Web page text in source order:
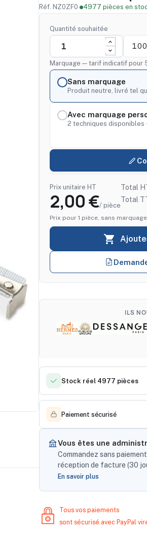
Réf. NZ0ZF0· 4977 pièces en
Quantité souhaitée
100
Marquage — tarif indicatif pour
Sans marquage
Produit neutre, livré tel
Avec marquage
2 techniques disponibles

Prix unitaire HT
2,00 €/ pièce
Total
Total
Prix pour 1 pièce, sans
ILS
Stock réel 4977 pièces
Paiement sécurisé
Vous êtes une
Commandez sans
réception de facture (30
En savoir plus
Tous vos paiements
sont sécurisé avec PayPal